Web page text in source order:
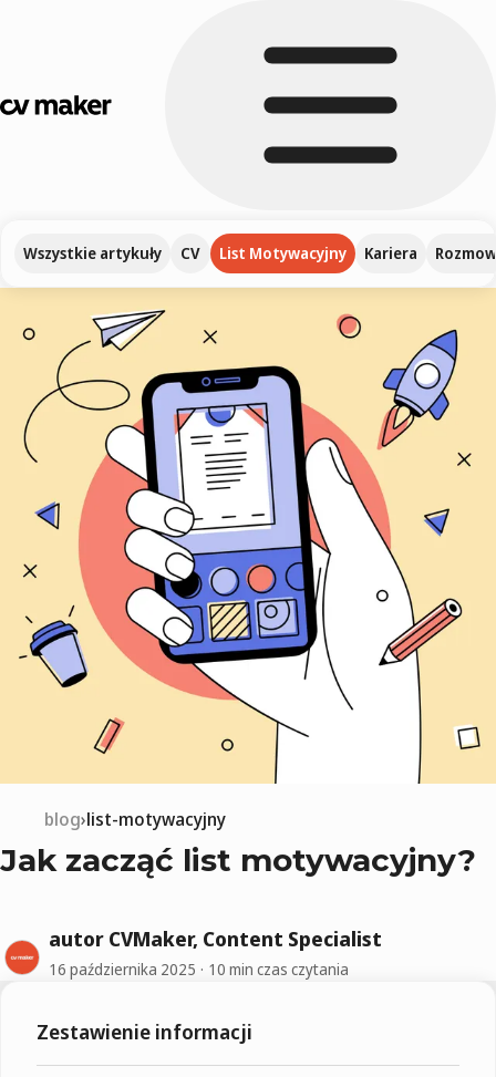
Wszystkie artykuły CV List Motywacyjny Kariera
blog list-motywacyjny
Jak zacząć list motywacyjny?
autor CVMaker, Content Specialist
16 października 2025 10 min czas czytania
Zestawienie informacji